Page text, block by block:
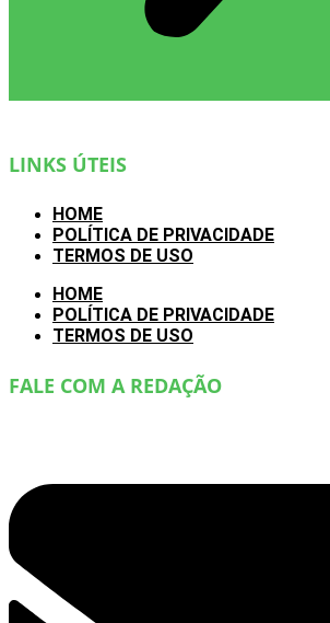
LINKS ÚTEIS
HOME
POLÍTICA DE PRIVACIDADE
TERMOS DE USO
HOME
POLÍTICA DE PRIVACIDADE
TERMOS DE USO
FALE COM A REDAÇÃO